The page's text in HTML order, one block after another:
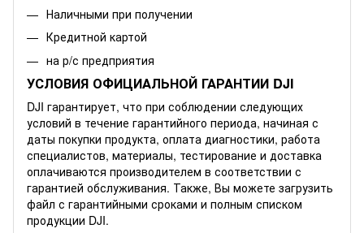
Наличными при получении
Кредитной картой
на р/с предприятия
УСЛОВИЯ ОФИЦИАЛЬНОЙ ГАРАНТИИ DJI
DJI гарантирует, что при соблюдении следующих
условий в течение гарантийного периода, начиная с
даты покупки продукта, оплата диагностики, работа
специалистов, материалы, тестирование и доставка
оплачиваются производителем в соответствии с
гарантией обслуживания. Также, Вы можете загрузить
файл с гарантийными сроками и полным списком
продукции DJI.